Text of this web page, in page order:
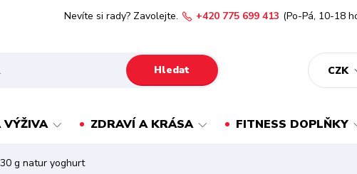
CZK
Hledat
Nevíte si rady? Zavolejte. +420 775 699 413 (Po-Pá, 10-18
VÝŽIVA ZDRAVÍ A KRÁSA FITNESS DOPLŇKY
g natur yoghurt